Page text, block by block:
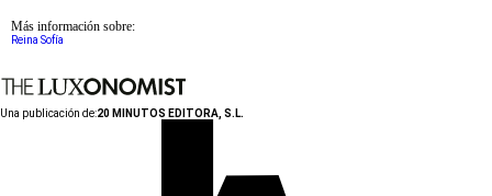
Más información sobre:
Reina Sofía
Una publicación de:20 MINUTOS EDITORA, S.L.